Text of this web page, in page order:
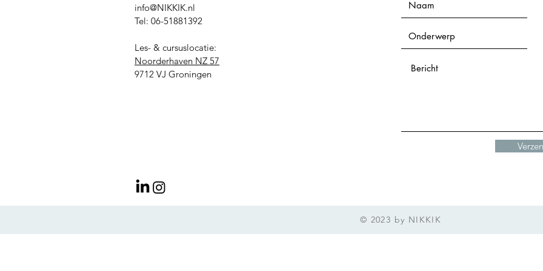
info@NIKKIK.nl
Tel: 06-51881392
Les- & cursuslocatie:
Noorderhaven NZ 57
9712 VJ Groningen
© 2023 by NIKKIK